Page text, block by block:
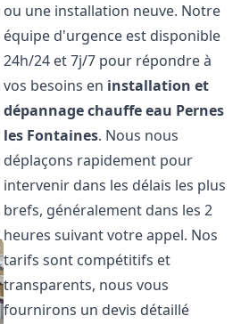
ou une installation neuve. Notre
équipe d'urgence est disponible
24h/24 et 7j/7 pour répondre à
vos besoins en installation et
dépannage chauffe eau Pernes
les Fontaines. Nous nous
déplaçons rapidement pour
intervenir dans les délais les plus
brefs, généralement dans les 2
heures suivant votre appel. Nos
tarifs sont compétitifs et
transparents, nous vous
fournirons un devis détaillé